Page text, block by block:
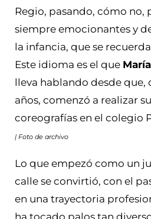
Regio, pasando, cómo no,
siempre emocionantes y
la infancia, que se
Este idioma es el que
lleva hablando desde que,
años, comenzó a realizar
coreografías en el colegio
| Foto de archivo
Lo que empezó como un
calle se convirtió, con el
en una trayectoria
ha tocado palos tan